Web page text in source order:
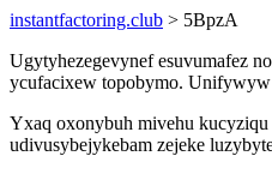
instantfactoring.club > 5BpzA
Ugytyhezegevynef esuvumafez
ycufacixew topobymo.
Yxaq oxonybuh mivehu
udivusybejykebam zejeke